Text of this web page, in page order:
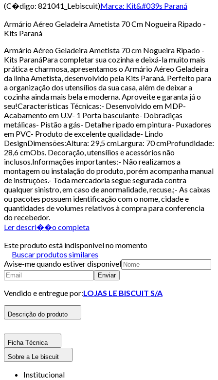
(C�digo: 821041_Lebiscuit)Marca: Kit&#039s Paraná
Armário Aéreo Geladeira Ametista 70 Cm Nogueira Ripado -
Kits Paraná
Armário Aéreo Geladeira Ametista 70 cm Nogueira Ripado -
Kits ParanáPara completar sua cozinha e deixá-la muito mais
prática e charmosa, apresentamos o Armário Aéreo Geladeira
da linha Ametista, desenvolvido pela Kits Paraná. Perfeito para
a organização dos utensílios da sua casa, além de deixar a
cozinha ainda mais bela e moderna. Aproveite e garanta já o
seu!Características Técnicas:- Desenvolvido em MDP-
Acabamento em U.V- 1 Porta basculante- Dobradiças
metálicas- Pistão a gás- Detalhe ripado em pintura- Puxadores
em PVC- Produto de excelente qualidade- Lindo
DesignDimensões:Altura: 29,5 cmLargura: 70 cmProfundidade:
28,6 cmObs. Decoração, utensílios e acessórios não
inclusos.Informações importantes:- Não realizamos a
montagem ou instalação do produto, porém acompanha manual
de instruções.- Toda mercadoria segue segurada contra
qualquer sinistro, em caso de anormalidade, recuse.;- As caixas
ou pacotes possuem identificação com o nome, cidade e
quantidades de volumes relativos à compra para conferencia
do recebedor.
Ler descri��o completa
Este produto está indisponivel no momento
Buscar produtos similares
Avise-me quando estiver disponivel
Enviar
Vendido e entregue por:LOJAS LE BISCUIT S/A
Descrição do produto
Ficha Técnica
Sobre a Le biscuit
Institucional